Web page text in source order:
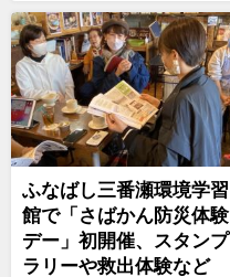
ふなばし三番瀬環境学習
館で「さばかん防災体験
デー」初開催、スタンプ
ラリーや救出体験など